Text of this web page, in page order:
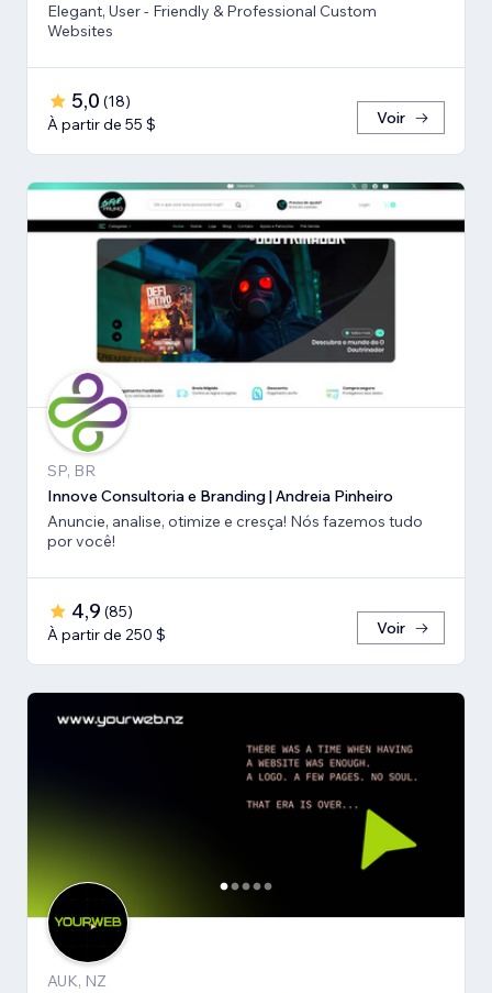
Elegant, User - Friendly & Professional Custom
Websites
5,0 (18)
À partir de 55 $
Voir
SP, BR
Innove Consultoria e Branding | Andreia Pinheiro
Anuncie, analise, otimize e cresça! Nós fazemos tudo
por você!
4,9 (85)
À partir de 250 $
Voir
AUK, NZ